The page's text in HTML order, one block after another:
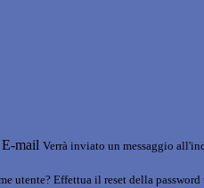
E-mail Verrà inviato un messaggio
utente? Effettua il reset della